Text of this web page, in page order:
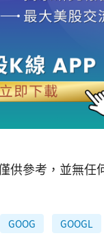
供參考，並無任
GOOG GOOGL